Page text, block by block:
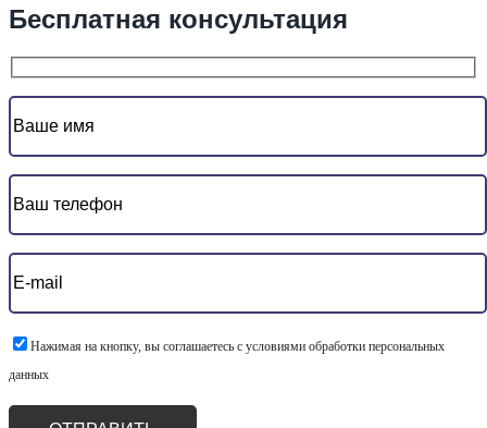
Бесплатная консультация
Нажимая на кнопку, вы соглашаетесь с условиями обработки персональных
данных